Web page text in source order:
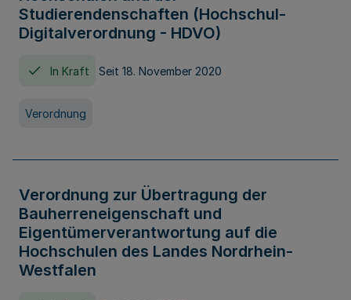
Studierendenschaften (Hochschul-
Digitalverordnung - HDVO)
In Kraft Seit 18. November 2020
Verordnung
Verordnung zur Übertragung der
Bauherreneigenschaft und
Eigentümerverantwortung auf die
Hochschulen des Landes Nordrhein-
Westfalen